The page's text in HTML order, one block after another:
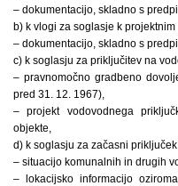
– dokumentacijo, skladno s
b) k vlogi za soglasje k
– dokumentacijo, skladno s
c) k soglasju za priključitev na
– pravnomočno gradbeno
pred 31. 12. 1967),
– projekt vodovodnega
objekte,
d) k soglasju za začasni
– situacijo komunalnih in drugih
– lokacijsko informacijo